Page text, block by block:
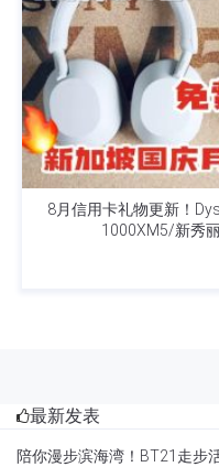
8月信用卡礼物更新！
1000XM5/新秀
最新发表
陪你漫步滨海湾！BT21走步